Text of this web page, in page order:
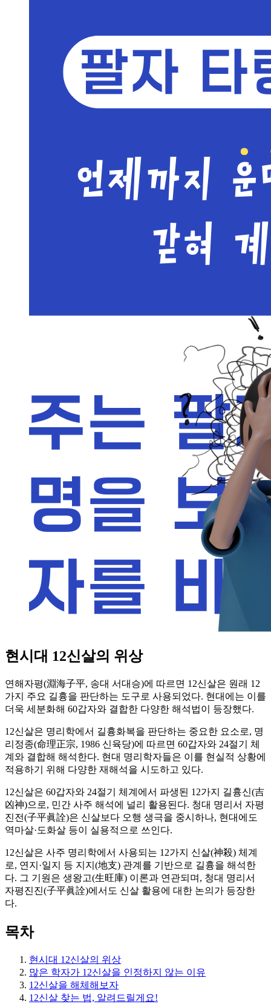
현시대 12신살의 위상
연해자평(淵海子平, 송대 서대승)에 따르면 12신살은 원래 12
가지 주요 길흉을 판단하는 도구로 사용되었다. 현대에는 이를
더욱 세분화해 60갑자와 결합한 다양한 해석법이 등장했다.
12신살은 명리학에서 길흉화복을 판단하는 중요한 요소로, 명
리정종(命理正宗, 1986 신육당)에 따르면 60갑자와 24절기 체
계와 결합해 해석한다. 현대 명리학자들은 이를 현실적 상황에
적용하기 위해 다양한 재해석을 시도하고 있다.
12신살은 60갑자와 24절기 체계에서 파생된 12가지 길흉신(吉
凶神)으로, 민간 사주 해석에 널리 활용된다. 청대 명리서 자평
진전(子平眞詮)은 신살보다 오행 생극을 중시하나, 현대에도
역마살·도화살 등이 실용적으로 쓰인다.
12신살은 사주 명리학에서 사용되는 12가지 신살(神殺) 체계
로, 연지·일지 등 지지(地支) 관계를 기반으로 길흉을 해석한
다. 그 기원은 생왕고(生旺庫) 이론과 연관되며, 청대 명리서
자평진진(子平眞詮)에서도 신살 활용에 대한 논의가 등장한
다.
목차
현시대 12신살의 위상
많은 학자가 12신살을 인정하지 않는 이유
12신살을 해체해보자
12신살 찾는 법, 알려드릴게요!